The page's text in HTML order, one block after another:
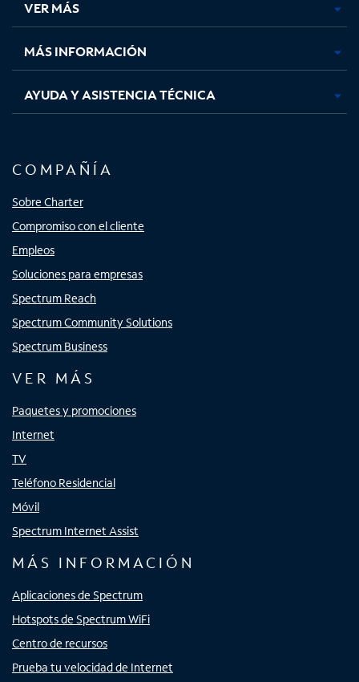
pestaña
nueva
pestaña
nueva
pestaña
nuevanueva
VER MÁS
MÁS INFORMACIÓN
AYUDA Y ASISTENCIA TÉCNICA
COMPAÑÍA
Sobre Charter
Compromiso con el cliente
Empleos
Soluciones para empresas
Spectrum Reach
Spectrum Community Solutions
Spectrum Business
VER MÁS
Paquetes y promociones
Internet
TV
Teléfono Residencial
Móvil
Spectrum Internet Assist
MÁS INFORMACIÓN
Aplicaciones de Spectrum
Hotspots de Spectrum WiFi
Centro de recursos
Prueba tu velocidad de Internet